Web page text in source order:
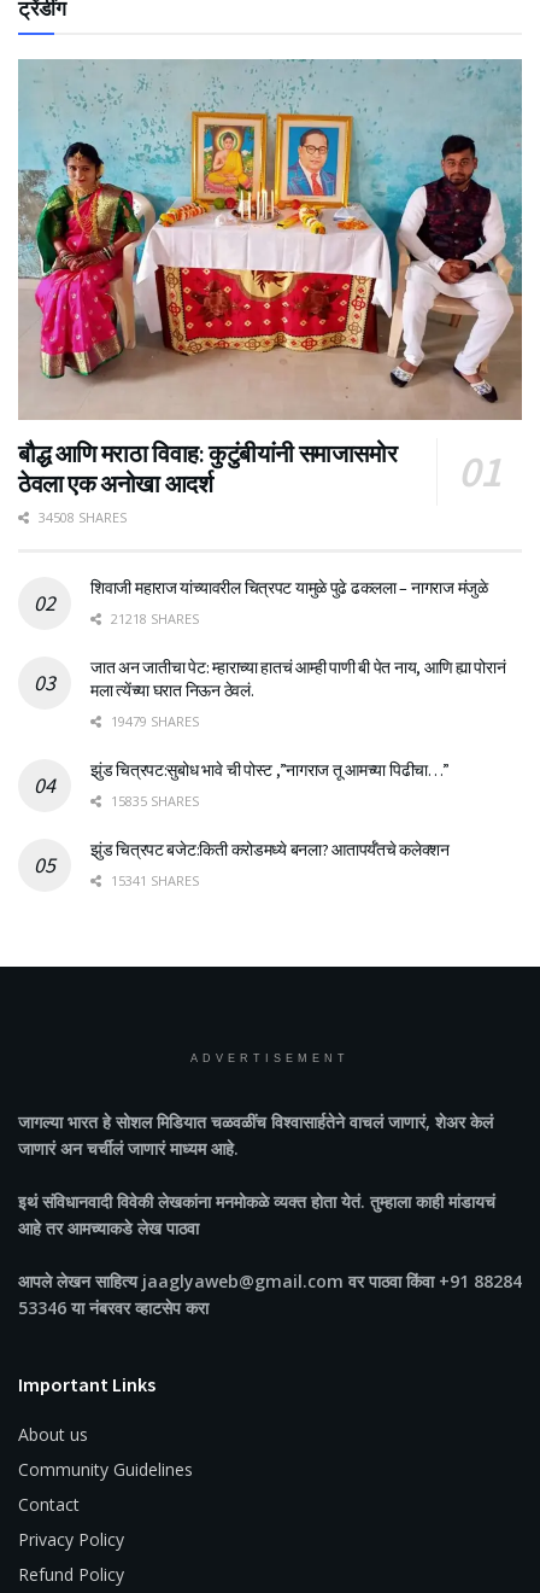
ट्रेंडींग
बौद्ध आणि मराठा विवाह: कुटुंबीयांनी समाजासमोर
ठेवला एक अनोखा आदर्श
34508 SHARES
शिवाजी महाराज यांच्यावरील चित्रपट यामुळे पुढे ढकलला – नागराज मंजुळे
21218 SHARES
जात अन जातीचा पेट: म्हाराच्या हातचं आम्ही पाणी बी पेत नाय, आणि ह्या पोरानं
मला त्येंच्या घरात निऊन ठेवलं.
19479 SHARES
झुंड चित्रपट:सुबोध भावे ची पोस्ट ,”नागराज तू आमच्या पिढीचा…”
15835 SHARES
झुंड चित्रपट बजेट:किती करोडमध्ये बनला? आतापर्यँतचे कलेक्शन
15341 SHARES
ADVERTISEMENT
जागल्या भारतहे सोशल मिडियात चळवळींच विश्वासार्हतेने वाचलं जाणारं, शेअर केलं
जाणारं अन चर्चीलं जाणारं माध्यम आहे.
इथं संविधानवादी विवेकी लेखकांना मनमोकळे व्यक्त होता येतं. तुम्हाला काही मांडायचं
आहे तर आमच्याकडे लेख पाठवा
आपले लेखन साहित्य jaaglyaweb@gmail.com वर पाठवा किंवा +91 88284
53346 या नंबरवर व्हाटसेप करा
Important Links
About us
Community Guidelines
Contact
Privacy Policy
Refund Policy